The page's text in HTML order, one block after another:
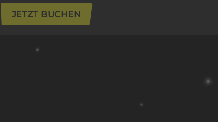
JETZT BUCHEN